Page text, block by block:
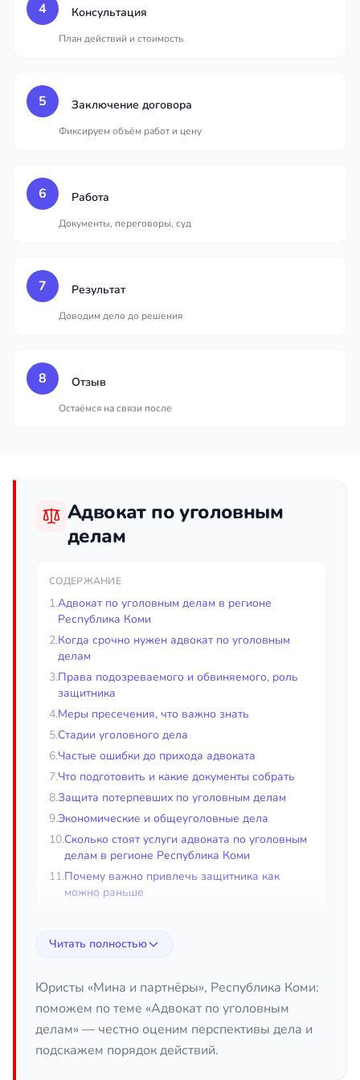
4 Консультация
План действий и стоимость
5 Заключение договора
Фиксируем объём работ и цену
6 Работа
Документы, переговоры, суд
7 Результат
Доводим дело до решения
8 Отзыв
Остаёмся на связи после
Адвокат по уголовным
делам
СОДЕРЖАНИЕ
1.Адвокат по уголовным делам в регионе
Республика Коми
2.Когда срочно нужен адвокат по уголовным
делам
3.Права подозреваемого и обвиняемого, роль
защитника
4.Меры пресечения, что важно знать
5.Стадии уголовного дела
6.Частые ошибки до прихода адвоката
7.Что подготовить и какие документы собрать
8.Защита потерпевших по уголовным делам
9.Экономические и общеуголовные дела
10.Сколько стоят услуги адвоката по уголовным
делам в регионе Республика Коми
11.Почему важно привлечь защитника как
можно раньше
Адвокат по уголовным делам в
Уголовное преследование — одна из самых
стрессовых ситуаций, в которой может оказаться
человек. От первого допроса до приговора суда на
кону стоят свобода, репутация и будущее. Адвокат
Читать полностью
Юристы «Мина и партнёры», Республика Коми:
поможем по теме «Адвокат по уголовным
делам» — честно оценим перспективы дела и
подскажем порядок действий.